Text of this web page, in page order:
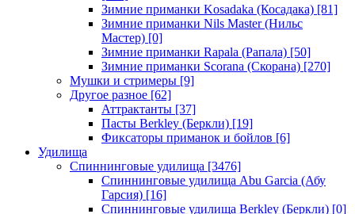
Зимние приманки Kosadaka (Косадака) [81]
Зимние приманки Nils Master (Нильс
Мастер) [0]
Зимние приманки Rapala (Рапала) [50]
Зимние приманки Scorana (Скорана) [270]
Мушки и стримеры [9]
Другое разное [62]
Аттрактанты [37]
Пасты Berkley (Беркли) [19]
Фиксаторы приманок и бойлов [6]
Удилища
Спиннинговые удилища [3476]
Спиннинговые удилища Abu Garcia (Абу
Гарсия) [16]
Спиннинговые удилища Berkley (Беркли) [0]